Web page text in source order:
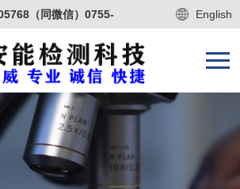
（同微信）0755-
English